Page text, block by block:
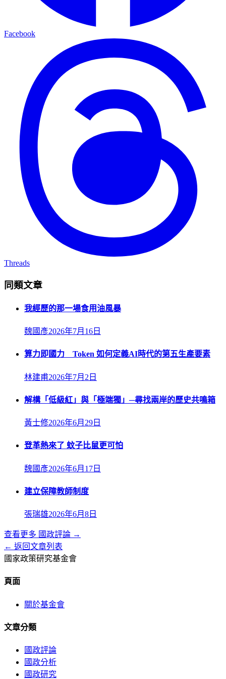
Facebook
Threads
同類文章
我經歷的那一場食用油風暴
魏國彥2026年7月16日
算力即國力 Token 如何定義AI時代的第五生產要素
林建甫2026年7月2日
解構「低級紅」與「極端獨」─尋找兩岸的歷史共鳴箱
黃士修2026年6月29日
登革熱來了 蚊子比鼠更可怕
魏國彥2026年6月17日
建立保障教師制度
張瑞雄2026年6月8日
查看更多 國政評論 →
← 返回文章列表
國家政策研究基金會
頁面
關於基金會
文章分類
國政評論
國政分析
國政研究